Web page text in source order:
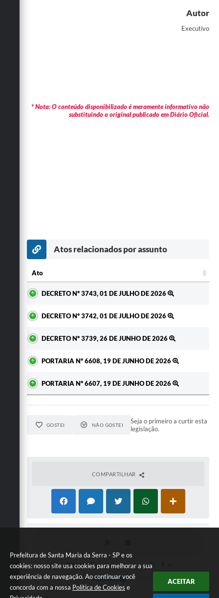
Prefeitura de Santa Maria da Serra - SP e os
cookies: nosso site usa cookies para melhorar a sua
experiência de navegação. Ao continuar você
concorda com a nossa Política de Cookies e
ACEITAR
Autor
Executivo
* Nota: O conteúdo disponibilizado é meramente informativo não
substituindo o original publicado em Diário Oficial.
Atos relacionados por assunto
Ato
DECRETO Nº 3743, 01 DE JULHO DE 2026
DECRETO Nº 3742, 01 DE JULHO DE 2026
DECRETO Nº 3739, 26 DE JUNHO DE 2026
PORTARIA Nº 6608, 19 DE JUNHO DE 2026
PORTARIA Nº 6607, 19 DE JUNHO DE 2026
GOSTEI NÃO GOSTEI
Seja o primeiro a curtir esta
legislação.
COMPARTILHAR